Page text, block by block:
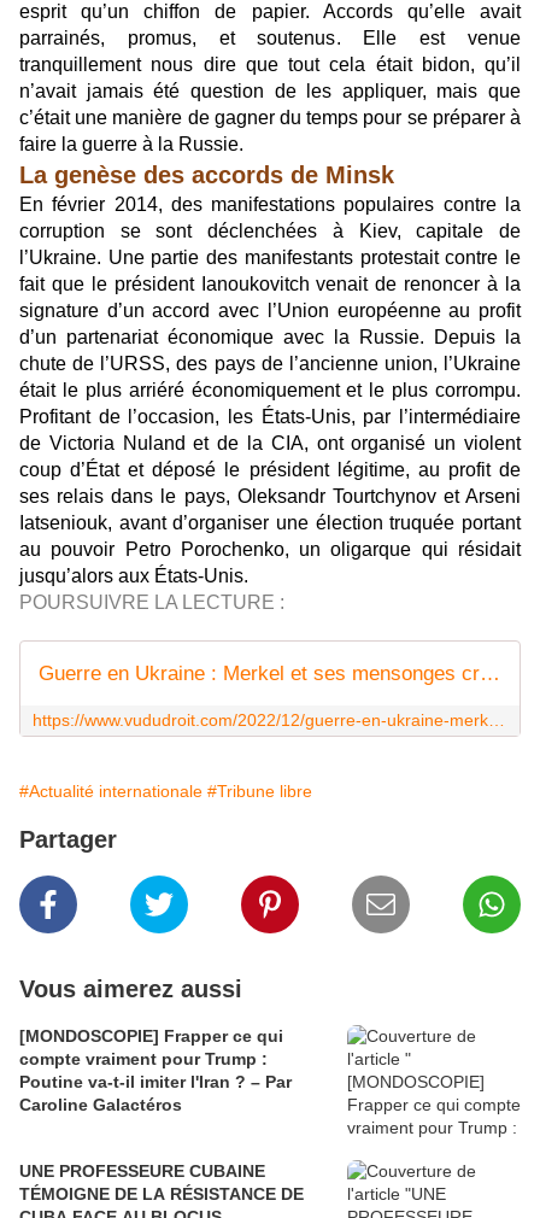
esprit qu’un chiffon de papier. Accords qu’elle avait
parrainés, promus, et soutenus. Elle est venue
tranquillement nous dire que tout cela était bidon, qu’il
n’avait jamais été question de les appliquer, mais que
c’était une manière de gagner du temps pour se préparer à
faire la guerre à la Russie.
La genèse des accords de Minsk
En février 2014, des manifestations populaires contre la
corruption se sont déclenchées à Kiev, capitale de
l’Ukraine. Une partie des manifestants protestait contre le
fait que le président Ianoukovitch venait de renoncer à la
signature d’un accord avec l’Union européenne au profit
d’un partenariat économique avec la Russie. Depuis la
chute de l’URSS, des pays de l’ancienne union, l’Ukraine
était le plus arriéré économiquement et le plus corrompu.
Profitant de l’occasion, les États-Unis, par l’intermédiaire
de Victoria Nuland et de la CIA, ont organisé un violent
coup d’État et déposé le président légitime, au profit de
ses relais dans le pays, Oleksandr Tourtchynov et Arseni
Iatseniouk, avant d’organiser une élection truquée portant
au pouvoir Petro Porochenko, un oligarque qui résidait
jusqu’alors aux États-Unis.
POURSUIVRE LA LECTURE :
Guerre en Ukraine : Merkel et ses mensonges criminels - Vu du Droit
#Actualité internationale #Tribune libre
Partager
Vous aimerez aussi
[MONDOSCOPIE] Frapper ce qui
compte vraiment pour Trump :
Poutine va-t-il imiter l'Iran ? – Par
Caroline Galactéros
UNE PROFESSEURE CUBAINE
TÉMOIGNE DE LA RÉSISTANCE DE